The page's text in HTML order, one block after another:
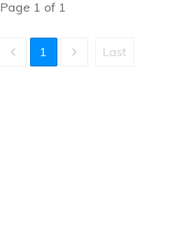
Page 1 of 1
1 Last